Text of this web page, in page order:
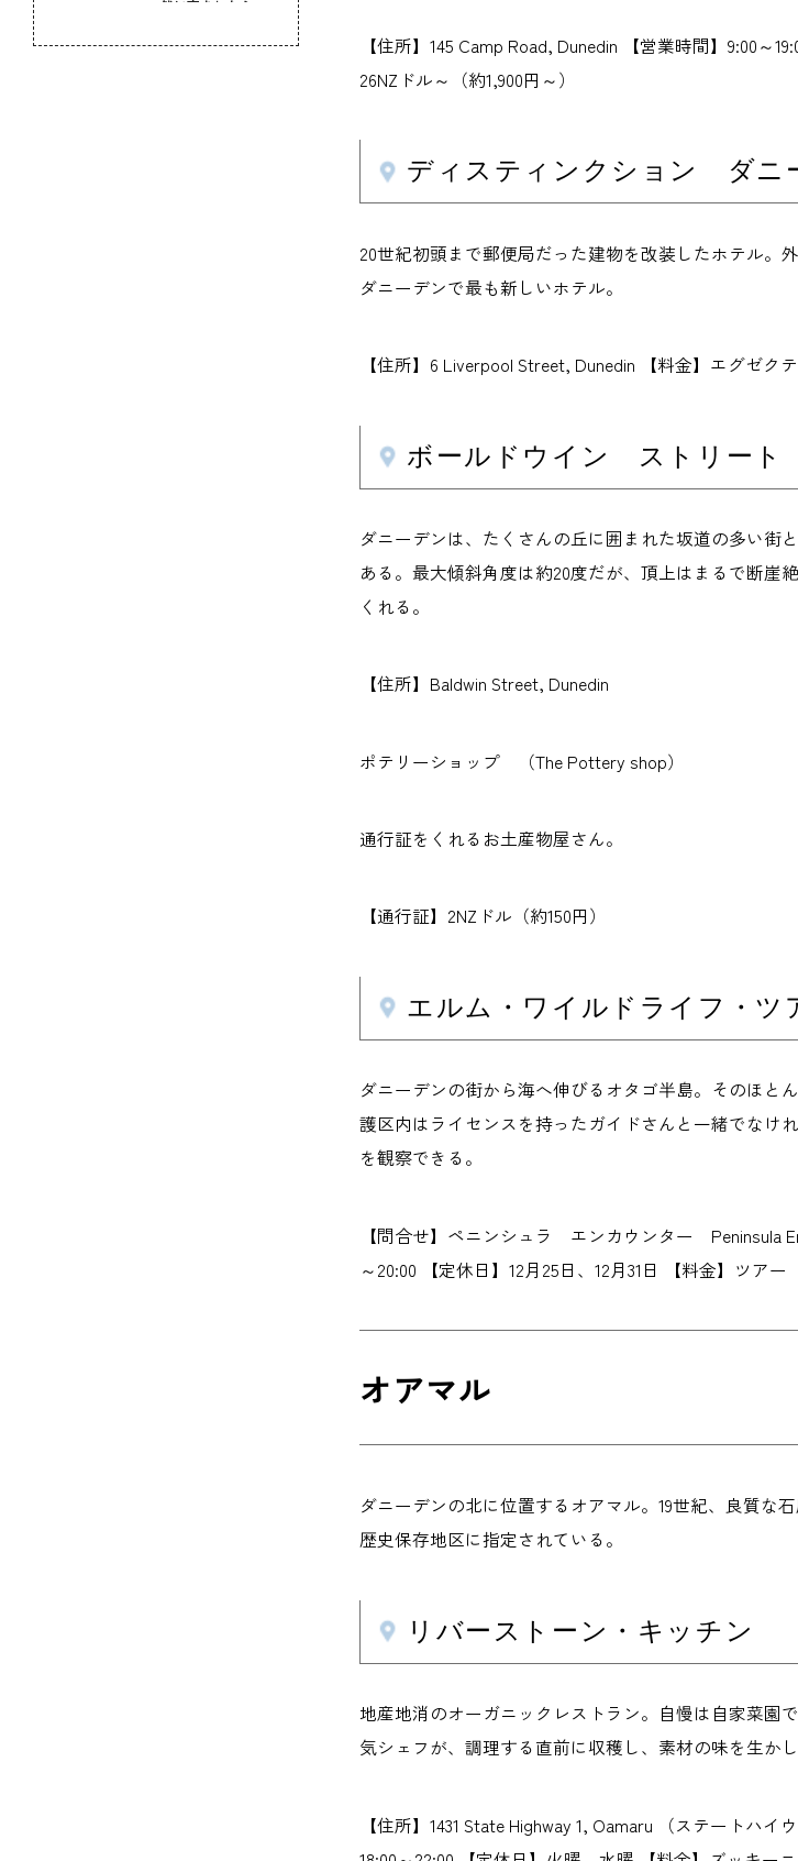
然に育まれた心
【住所】145 Camp Road, Dunedin 【営業時間】9:00
26NZドル～（約1,900円～）
ディスティンクション ダ
20世紀初頭まで郵便局だった建物を改装したホテル。
ダニーデンで最も新しいホテル。
【住所】6 Liverpool Street, Dunedin 【料金】エグゼ
ボールドウイン ストリート
ダニーデンは、たくさんの丘に囲まれた坂道の多い街
ある。最大傾斜角度は約20度だが、頂上はまるで断崖
くれる。
【住所】Baldwin Street, Dunedin
ポテリーショップ （The Pottery shop）
通行証をくれるお土産物屋さん。
【通行証】2NZドル（約150円）
エルム・ワイルドライフ・ツ
ダニーデンの街から海へ伸びるオタゴ半島。そのほと
護区内はライセンスを持ったガイドさんと一緒でなけ
を観察できる。
【問合せ】ペニンシュラ エンカウンター Peninsula
～20:00 【定休日】12月25日、12月31日 【料金】ツ
オアマル
ダニーデンの北に位置するオアマル。19世紀、良質な
歴史保存地区に指定されている。
リバーストーン・キッチン
地産地消のオーガニックレストラン。自慢は自家菜園
気シェフが、調理する直前に収穫し、素材の味を生か
【住所】1431 State Highway 1, Oamaru （ステート